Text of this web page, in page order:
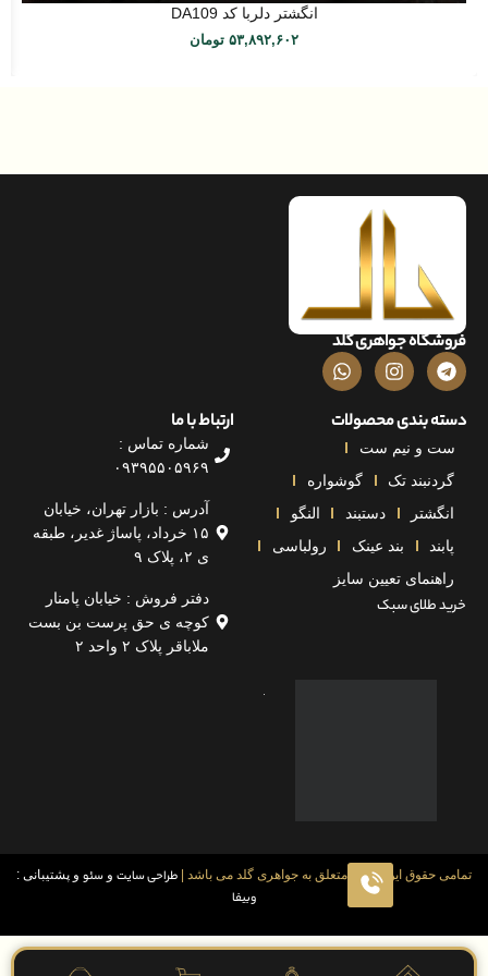
انگشتر دلربا کد DA109
۵۳,۸۹۲,۶۰۲ تومان
جواهری گلد
محصولات
نیم ست
تک
گوشواره
دستبند
النگو
بند عینک
رولباسی
تعیین سایز
سبک
ارتباط با ما
شماره تماس :
۰۹۳۹۵۵۰۵۹۶۹
آدرس : بازار تهران، خیابان
۱۵ خرداد، پاساژ غدیر، طبقه
ی ۲، پلاک ۹
دفتر فروش : خیابان پامنار
کوچه ی حق پرست بن بست
ملاباقر پلاک ۲ واحد ۲
این سایت متعلق به جواهری گلد می باشد | طراحی سایتوسئوو پشتیبانی :